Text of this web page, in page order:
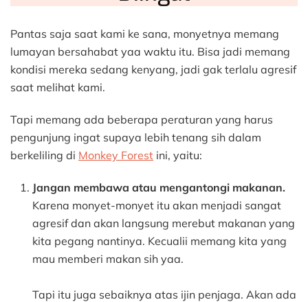
Pantas saja saat kami ke sana, monyetnya memang
lumayan bersahabat yaa waktu itu. Bisa jadi memang
kondisi mereka sedang kenyang, jadi gak terlalu agresif
saat melihat kami.
Tapi memang ada beberapa peraturan yang harus
pengunjung ingat supaya lebih tenang sih dalam
berkeliling di Monkey Forest ini, yaitu:
Jangan membawa atau mengantongi makanan.
Karena monyet-monyet itu akan menjadi sangat
agresif dan akan langsung merebut makanan yang
kita pegang nantinya. Kecualii memang kita yang
mau memberi makan sih yaa.
Tapi itu juga sebaiknya atas ijin penjaga. Akan ada